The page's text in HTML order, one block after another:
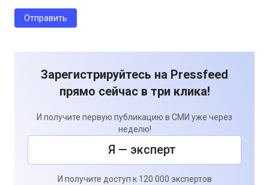
Зарегистрируйтесь на Pressfeed
прямо сейчас в три клика!
И получите первую публикацию в СМИ уже через
неделю!
Я — эксперт
И получите доступ к 120 000 экспертов